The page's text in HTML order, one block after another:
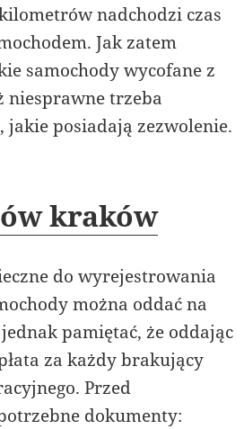
nadchodzi czas
Jak zatem
samochody wycofane z
niesprawne trzeba
jakie posiadają zezwolenie.
kraków
do wyrejestrowania
można oddać na
pamiętać, że oddając
za każdy brakujący
Przed
dokumenty: